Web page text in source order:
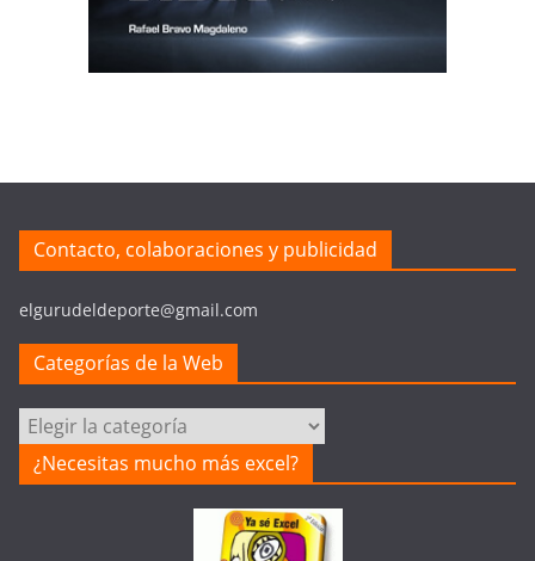
Contacto, colaboraciones y publicidad
elgurudeldeporte@gmail.com
Categorías de la Web
Categorías
de
la
¿Necesitas mucho más excel?